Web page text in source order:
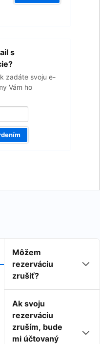
s
zadáte svoju e-
Vám ho
Môžem
rezerváciu
zrušiť?
Ak svoju
rezerváciu
zruším, bude
mi účtovaný